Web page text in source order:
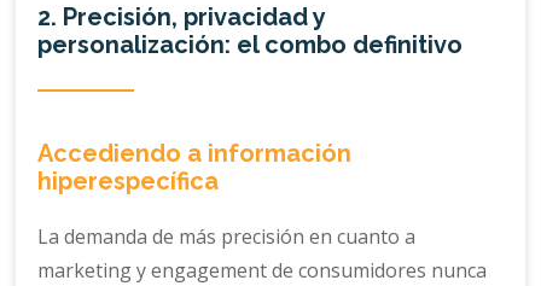
2. Precisión, privacidad y
personalización: el combo definitivo
Accediendo a información
hiperespecífica
La demanda de más precisión en cuanto a
marketing y engagement de consumidores nunca